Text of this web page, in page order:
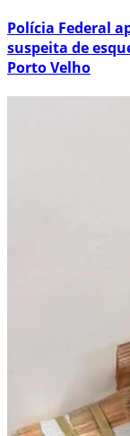
Polícia Federal
suspeita de
Porto Velho